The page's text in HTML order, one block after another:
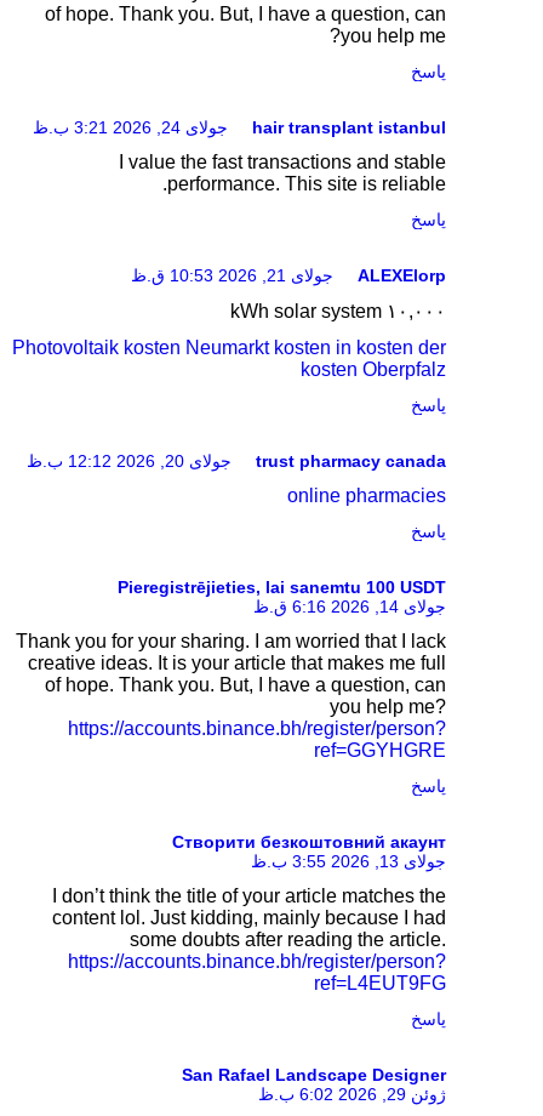
of hope. Thank you. But, I have a question, can
you help me?
پاسخ
hair transplant istanbul جولای 24, 2026 3:21 ب.ظ
I value the fast transactions and stable
performance. This site is reliable.
پاسخ
ALEXElorp جولای 21, 2026 10:53 ق.ظ
۱۰,۰۰۰ kWh solar system
Photovoltaik kosten Neumarkt kosten in kosten der
kosten Oberpfalz
پاسخ
trust pharmacy canada جولای 20, 2026 12:12 ب.ظ
online pharmacies
پاسخ
Pieregistrējieties, lai sanemtu 100 USDT
جولای 14, 2026 6:16 ق.ظ
Thank you for your sharing. I am worried that I lack
creative ideas. It is your article that makes me full
of hope. Thank you. But, I have a question, can
you help me?
https://accounts.binance.bh/register/person?
ref=GGYHGRE
پاسخ
Створити безкоштовний акаунт
جولای 13, 2026 3:55 ب.ظ
I don’t think the title of your article matches the
content lol. Just kidding, mainly because I had
some doubts after reading the article.
https://accounts.binance.bh/register/person?
ref=L4EUT9FG
پاسخ
San Rafael Landscape Designer
ژوئن 29, 2026 6:02 ب.ظ